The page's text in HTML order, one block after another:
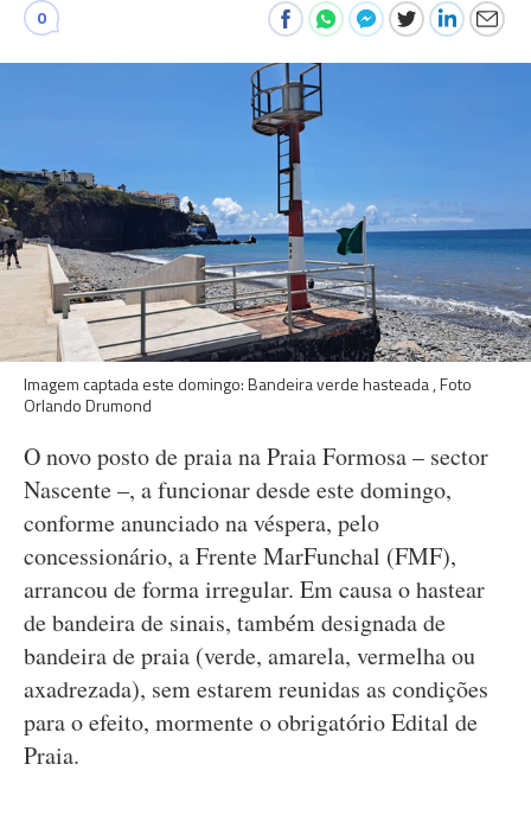
0
Imagem captada este domingo: Bandeira verde hasteada , Foto
Orlando Drumond
O novo posto de praia na Praia Formosa – sector
Nascente –, a funcionar desde este domingo,
conforme anunciado na véspera, pelo
concessionário, a Frente MarFunchal (FMF),
arrancou de forma irregular. Em causa o hastear
de bandeira de sinais, também designada de
bandeira de praia (verde, amarela, vermelha ou
axadrezada), sem estarem reunidas as condições
para o efeito, mormente o obrigatório Edital de
Praia.